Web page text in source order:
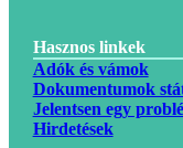
Hasznos linkek
Adók és vámok
Dokumentumok
Jelentsen egy
Hirdetések